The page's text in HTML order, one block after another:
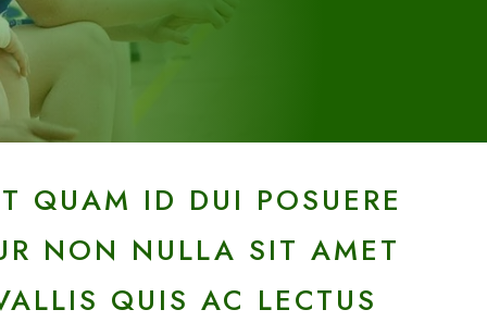
QUAM ID DUI POSUERE
NON NULLA SIT AMET
QUIS AC LECTUS